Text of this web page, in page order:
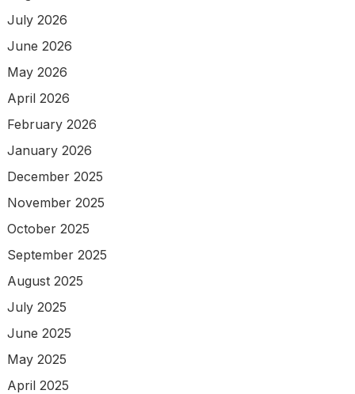
July 2026
June 2026
May 2026
April 2026
February 2026
January 2026
December 2025
November 2025
October 2025
September 2025
August 2025
July 2025
June 2025
May 2025
April 2025